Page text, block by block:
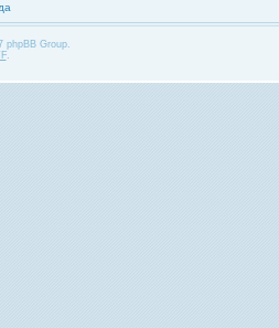
phpBB Group.
.